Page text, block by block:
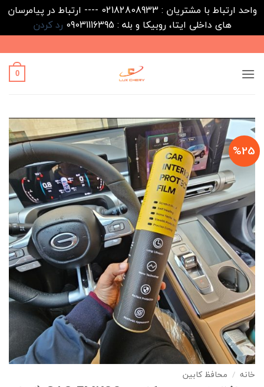
واحد ارتباط با مشتریان : 02182808933 ---- ارتباط در پیامرسان
های داخلی ایتا، روبیکا و بله : 09031116395
رد کردن
to
content
0
%25
خانه / محافظ کابین